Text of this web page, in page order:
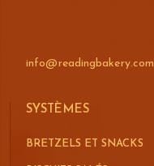
info@readingbakery.com
SYSTÈMES
BRETZELS ET SNACKS